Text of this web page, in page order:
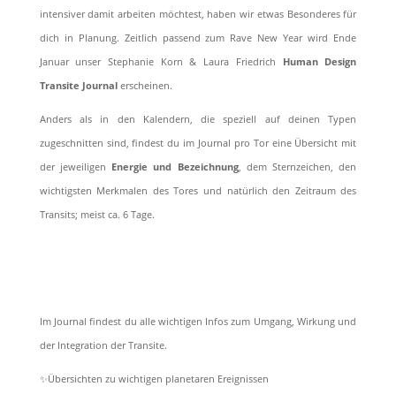
intensiver damit arbeiten möchtest, haben wir etwas Besonderes für
dich in Planung. Zeitlich passend zum Rave New Year wird Ende
Januar unser Stephanie Korn & Laura Friedrich Human Design
Transite Journalerscheinen.
Anders als in den Kalendern, die speziell auf deinen Typen
zugeschnitten sind, findest du im Journal pro Tor eine Übersicht mit
der jeweiligen Energie und Bezeichnung, dem Sternzeichen, den
wichtigsten Merkmalen des Tores und natürlich den Zeitraum des
Transits; meist ca. 6 Tage.
Im Journal findest du alle wichtigen Infos zum Umgang, Wirkung und
der Integration der Transite.
✨Übersichten zu wichtigen planetaren Ereignissen